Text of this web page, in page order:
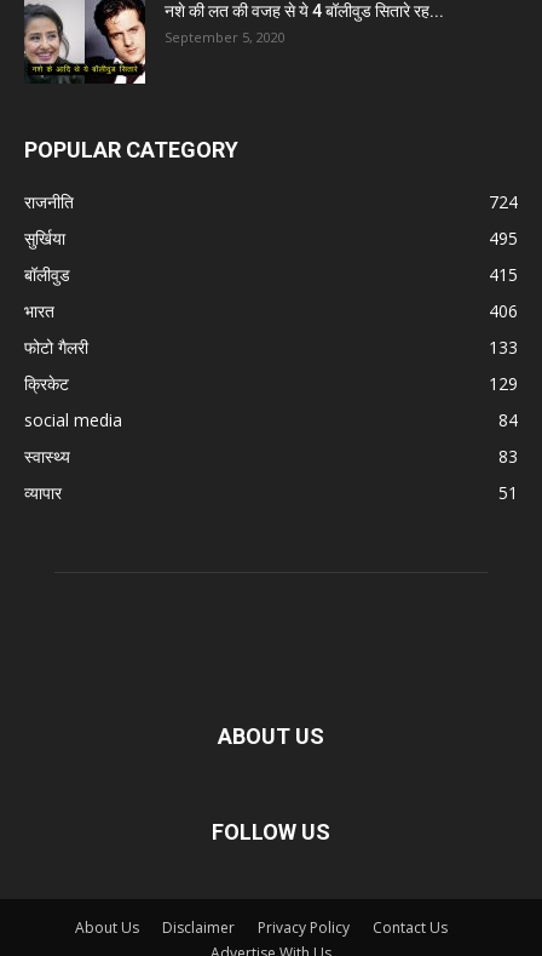
नशे की लत की वजह से ये 4 बॉलीवुड सितारे रह...
September 5, 2020
POPULAR CATEGORY
राजनीति
724
सुर्खिया
495
बॉलीवुड
415
भारत
406
फोटो गैलरी
133
क्रिकेट
129
social media
84
स्वास्थ्य
83
व्यापार
51
ABOUT US
FOLLOW US
About Us Disclaimer Privacy Policy
Contact Us